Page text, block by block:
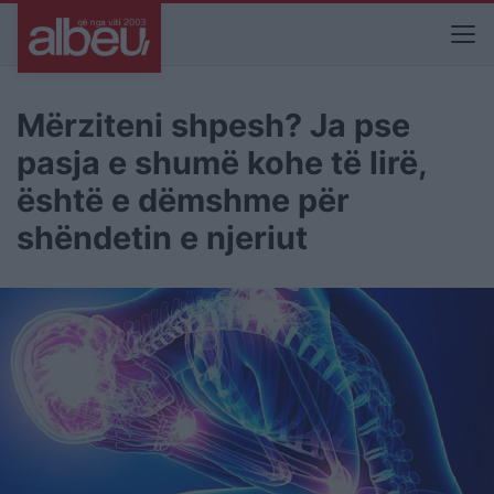
Mërziteni shpesh? Ja pse
pasja e shumë kohe të lirë,
është e dëmshme për
shëndetin e njeriut